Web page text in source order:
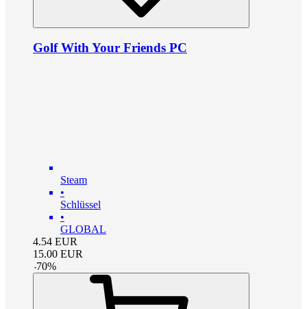
Golf With Your Friends PC
Steam
•
Schlüssel
•
GLOBAL
4.54 EUR
15.00 EUR
-70%